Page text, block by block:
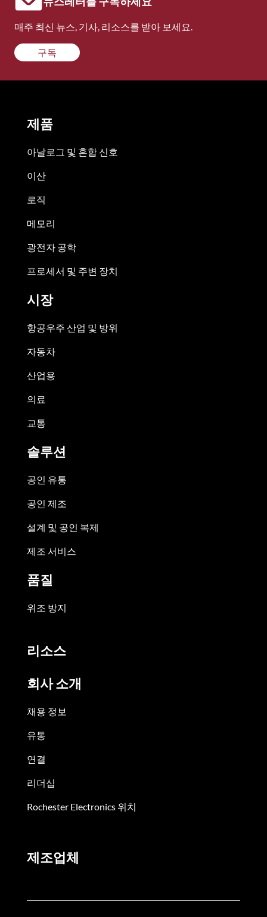
매주 최신 뉴스, 기사, 리소스를 받아 보세요.
구독
제품
아날로그 및 혼합 신호
이산
로직
메모리
광전자 공학
프로세서 및 주변 장치
시장
항공우주 산업 및 방위
자동차
산업용
의료
교통
솔루션
공인 유통
공인 제조
설계 및 공인 복제
제조 서비스
품질
위조 방지
리소스
회사 소개
채용 정보
유통
연결
리더십
Rochester Electronics 위치
제조업체